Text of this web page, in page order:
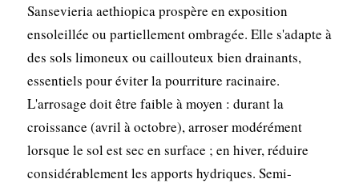
Sansevieria aethiopica prospère en exposition
ensoleillée ou partiellement ombragée. Elle s'adapte à
des sols limoneux ou caillouteux bien drainants,
essentiels pour éviter la pourriture racinaire.
L'arrosage doit être faible à moyen : durant la
croissance (avril à octobre), arroser modérément
lorsque le sol est sec en surface ; en hiver, réduire
considérablement les apports hydriques. Semi-